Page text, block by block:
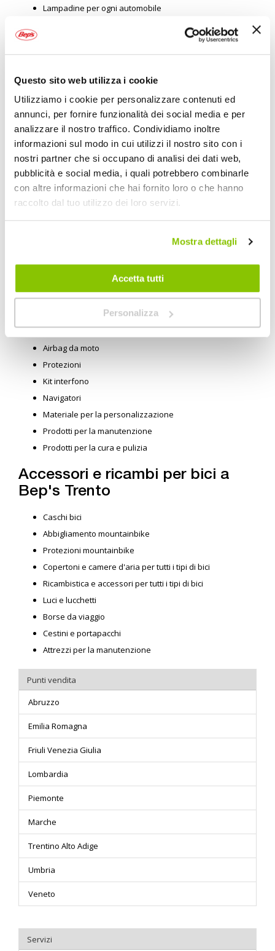
Questo sito web utilizza i cookie
Utilizziamo i cookie per personalizzare contenuti ed
annunci, per fornire funzionalità dei social media e per
analizzare il nostro traffico. Condividiamo inoltre
informazioni sul modo in cui utilizzi il nostro sito con i
nostri partner che si occupano di analisi dei dati web,
pubblicità e social media, i quali potrebbero combinarle
con altre informazioni che hai fornito loro o che hanno
raccolto dal tuo utilizzo dei loro servizi.
Mostra dettagli
Accetta tutti
Personalizza
Punti vendita
Abruzzo
Emilia Romagna
Friuli Venezia Giulia
Lombardia
Piemonte
Marche
Trentino Alto Adige
Umbria
Veneto
Servizi
Lampadine per ogni automobile
Box portatutto
Catene da neve
Strumenti e prodotti per la manutenzione
Tende da tetto e materiale per outdoor, camper e van life
Prodotti l'hi-far car
Prodotti per il comfort in auto
Coprisedili e tappetini anche su misura
Accessori e ricambi per moto a
Bep's Trento
Caschi moto per ogni tipo di biker: integrali, modulari, jet,
Guanti moto
Stivali e scrape moto
Pantaloni moto
Airbag da moto
Protezioni
Kit interfono
Navigatori
Materiale per la personalizzazione
Prodotti per la manutenzione
Prodotti per la cura e pulizia
Accessori e ricambi per bici a
Bep's Trento
Caschi bici
Abbigliamento mountainbike
Protezioni mountainbike
Copertoni e camere d'aria per tutti i tipi di bici
Ricambistica e accessori per tutti i tipi di bici
Luci e lucchetti
Borse da viaggio
Cestini e portapacchi
Attrezzi per la manutenzione